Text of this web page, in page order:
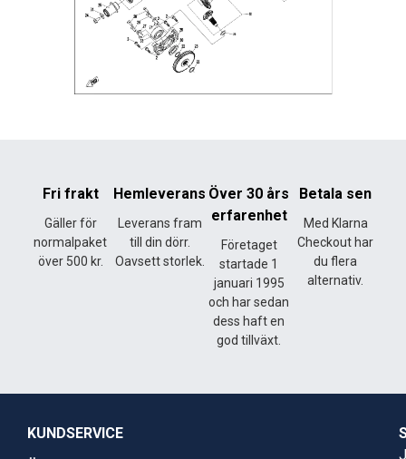
Fri frakt
Gäller för
normalpaket
över 500 kr.
Hemleverans
Leverans fram
till din dörr.
Oavsett storlek.
Över 30 års
erfarenhet
Företaget
startade 1
januari 1995
och har sedan
dess haft en
god tillväxt.
Betala sen
Med Klarna
Checkout har
du flera
alternativ.
KUNDSERVICE